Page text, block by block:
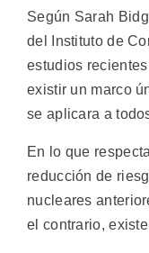
Según Sarah
del Instituto de
estudios
existir un marco
se aplicara a
En lo que
reducción de
nucleares
el contrario,